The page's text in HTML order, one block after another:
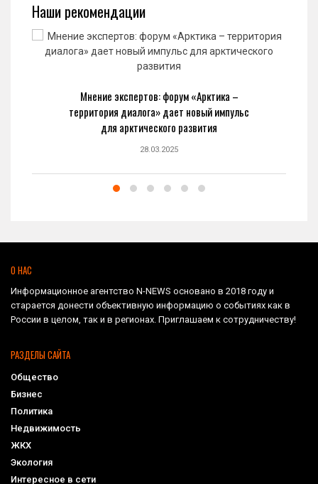
Наши рекомендации
Мнение экспертов: форум «Арктика –
территория диалога» дает новый импульс
для арктического развития
28.03.2025
О НАС
Информационное агентство N-NEWS основано в 2018 году и
старается донести объективную информацию о событиях как в
России в целом, так и в регионах. Приглашаем к сотрудничеству!
РАЗДЕЛЫ САЙТА
Общество
Бизнес
Политика
Недвижимость
ЖКХ
Экология
Интересное в сети